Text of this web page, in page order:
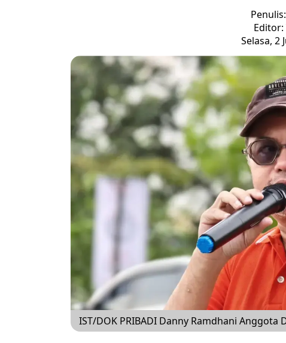
Penulis:
Editor:
Selasa, 2
IST/DOK PRIBADI Danny Ramdhani Anggota